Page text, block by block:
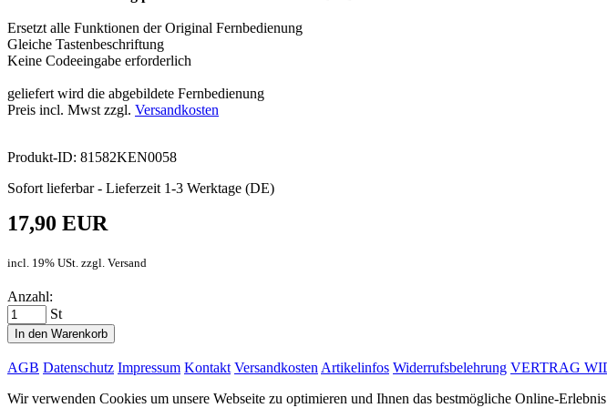
Ersetzt alle Funktionen der Original Fernbedienung
Gleiche Tastenbeschriftung
Keine Codeeingabe erforderlich
geliefert wird die abgebildete Fernbedienung
Preis incl. Mwst zzgl. Versandkosten
Produkt-ID: 81582KEN0058
Sofort lieferbar - Lieferzeit 1-3 Werktage (DE)
17,90 EUR
incl. 19% USt. zzgl. Versand
Anzahl:
St
In den Warenkorb
AGB Datenschutz Impressum Kontakt Versandkosten Artikelinfos Widerrufsbelehrung VERTRAG
Wir verwenden Cookies um unsere Webseite zu optimieren und Ihnen das bestmögliche Online-